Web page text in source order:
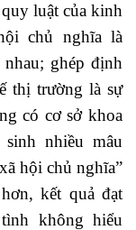
luật của kinh
chủ nghĩa là
ghép định
thị trường là sự
có cơ sở khoa
nhiều mâu
hội chủ nghĩa”
kết quả đạt
không hiểu